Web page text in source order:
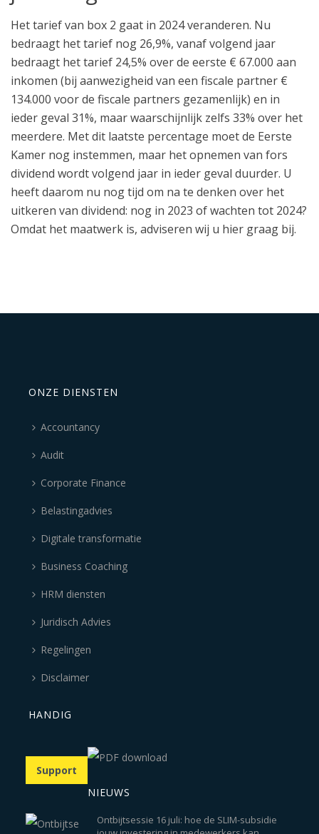
Het tarief van box 2 gaat in 2024 veranderen. Nu
bedraagt het tarief nog 26,9%, vanaf volgend jaar
bedraagt het tarief 24,5% over de eerste € 67.000 aan
inkomen (bij aanwezigheid van een fiscale partner €
134.000 voor de fiscale partners gezamenlijk) en in
ieder geval 31%, maar waarschijnlijk zelfs 33% over het
meerdere. Met dit laatste percentage moet de Eerste
Kamer nog instemmen, maar het opnemen van fors
dividend wordt volgend jaar in ieder geval duurder. U
heeft daarom nu nog tijd om na te denken over het
uitkeren van dividend: nog in 2023 of wachten tot 2024?
Omdat het maatwerk is, adviseren wij u hier graag bij.
ONZE DIENSTEN
Accountancy
Audit
Corporate Finance
Belastingadvies
Digitale transformatie
Business Coaching
HRM diensten
Juridisch Advies
Regelingen
Disclaimer
HANDIG
Support
NIEUWS
Ontbijtsessie 16 juli: hoe de SLIM-subsidie